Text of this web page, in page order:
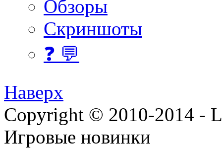
Обзоры
Скриншоты
❓ 💬
Наверх
Copyright © 2010-2014 -
Игровые новинки